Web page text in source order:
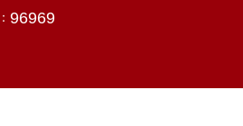
96969